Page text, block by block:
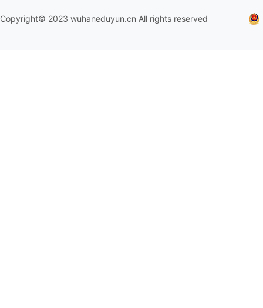
Copyright© 2023 wuhaneduyun.cn All rights reserved